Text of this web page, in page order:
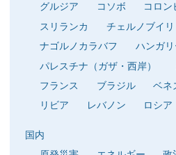
グルジア
コソボ コロン
スリランカ
チェルノブイリ
ナゴルノカラバフ
ハンガリ
パレスチナ（ガザ・西岸）
フランス
ブラジル ベネ
リビア
レバノン ロシア
国内